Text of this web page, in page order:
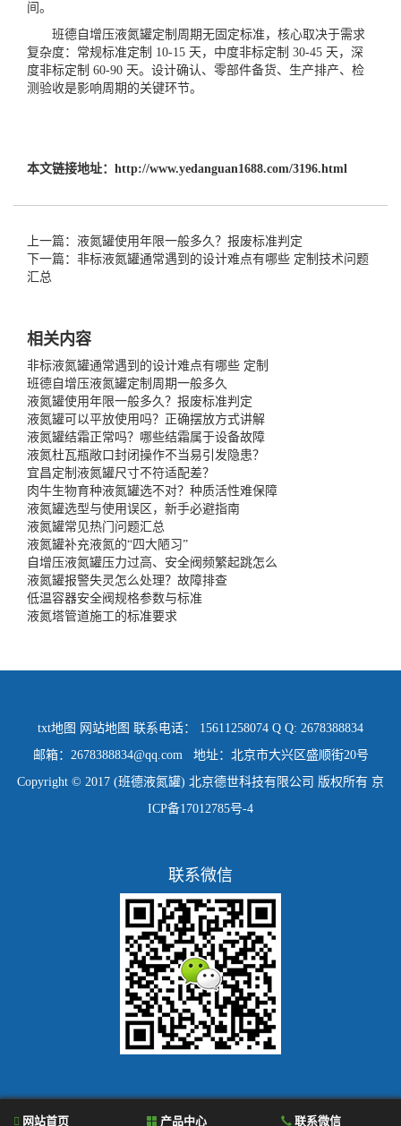
间。
班德 自增压液氮罐定制周期无固定标准，核心取决于需求
复杂度：常规标准定制 10-15 天，中度非标定制 30-45 天，深
度非标定制 60-90 天。设计确认、零部件备货、生产排产、检
测验收是影响周期的关键环节。
本文链接地址： http://www.yedanguan1688.com/3196.html
上一篇：液氮罐使用年限一般多久？报废标准判定
下一篇：非标液氮罐通常遇到的设计难点有哪些 定制技术问题
汇总
相关内容
非标液氮罐通常遇到的设计难点有哪些 定制
班德自增压液氮罐定制周期一般多久
液氮罐使用年限一般多久？报废标准判定
液氮罐可以平放使用吗？正确摆放方式讲解
液氮罐结霜正常吗？哪些结霜属于设备故障
液氮杜瓦瓶敞口封闭操作不当易引发隐患？
宜昌定制液氮罐尺寸不符适配差？
肉牛生物育种液氮罐选不对？种质活性难保障
液氮罐选型与使用误区，新手必避指南
液氮罐常见热门问题汇总
液氮罐补充液氮的“四大陋习”
自增压液氮罐压力过高、安全阀频繁起跳怎么
液氮罐报警失灵怎么处理？故障排查
低温容器安全阀规格参数与标准
液氮塔管道施工的标准要求
txt地图 网站地图 联系电话： 15611258074 Q Q: 2678388834
邮箱：2678388834@qq.com 地址：北京市大兴区盛顺街20号
Copyright © 2017 (班德液氮罐) 北京德世科技有限公司 版权所有 京
ICP备17012785号-4
联系微信
网站首页 产品中心 联系微信